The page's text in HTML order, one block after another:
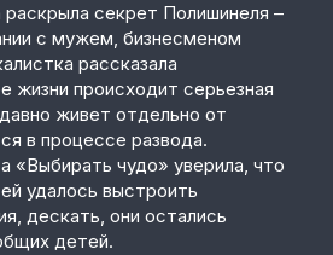
секрет Полишинеля –
с мужем, бизнесменом
рассказала
жизни происходит серьезная
живет отдельно от
в процессе развода.
«Выбирать чудо» уверила, что
удалось выстроить
дескать, они остались
детей.